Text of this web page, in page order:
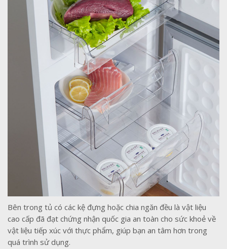
Bên trong tủ có các kệ đựng hoặc chia ngăn đều là vật liệu
cao cấp đã đạt chứng nhận quốc gia an toàn cho sức khoẻ về
vật liệu tiếp xúc với thực phẩm, giúp bạn an tâm hơn trong
quá trình sử dụng.